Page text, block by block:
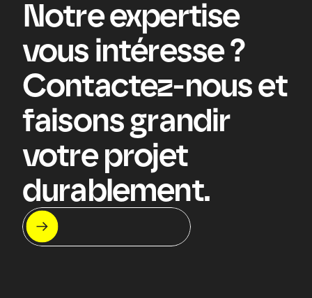
Notre expertise
vous intéresse ?
Contactez-nous et
faisons grandir
votre projet
durablement.
On s'appelle ?
Let's meet !